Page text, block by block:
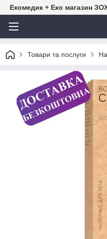
Екомедик + Еко магазин
Товари та послуги